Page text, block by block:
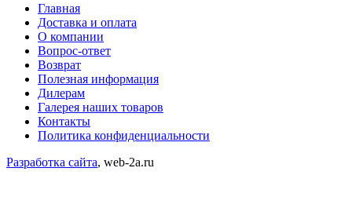
Главная
Доставка и оплата
О компании
Вопрос-ответ
Возврат
Полезная информация
Дилерам
Галерея наших товаров
Контакты
Политика конфиденциальности
Разработка сайта, web-2a.ru